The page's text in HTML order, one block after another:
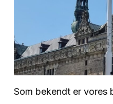
Som bekendt er vores